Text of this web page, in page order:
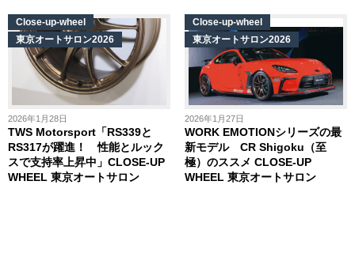
2026年1月28日
TWS Motorsport「RS339と
RS317が躍進！ 性能とルック
スで支持率上昇中」CLOSE-UP
WHEEL 東京オートサロン
Close-up-wheel
東京オートサロン2026
2026年1月27日
WORK EMOTIONシリーズの最
新モデル CR Shigoku（至
極）のススメ CLOSE-UP
WHEEL 東京オートサロン
Close-up-wheel
東京オートサロン2026